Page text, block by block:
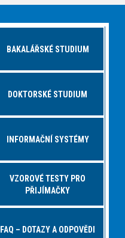
BAKALÁŘSKÉ STUDIUM
DOKTORSKÉ STUDIUM
INFORMAČNÍ SYSTÉMY
VZOROVÉ TESTY PRO
PŘIJÍMAČKY
FAQ – DOTAZY A ODPOVĚDI